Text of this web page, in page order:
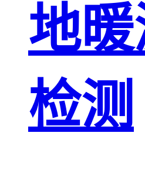
地
检测